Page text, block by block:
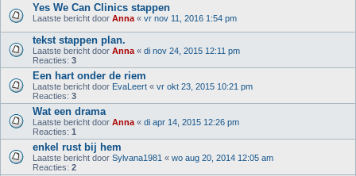
Yes We Can Clinics stappen
Laatste bericht door Anna « vr nov 11, 2016 1:54 pm
tekst stappen plan.
Laatste bericht door Anna « di nov 24, 2015 12:11 pm
Reacties: 3
Een hart onder de riem
Laatste bericht door EvaLeert « vr okt 23, 2015 10:21 pm
Reacties: 3
Wat een drama
Laatste bericht door Anna « di apr 14, 2015 12:26 pm
Reacties: 1
enkel rust bij hem
Laatste bericht door Sylvana1981 « wo aug 20, 2014 12:05 am
Reacties: 2